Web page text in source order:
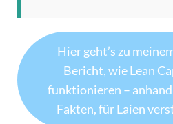
Hier geht’s zu
Bericht, wie Lean
funktionieren –
Fakten, für Laien